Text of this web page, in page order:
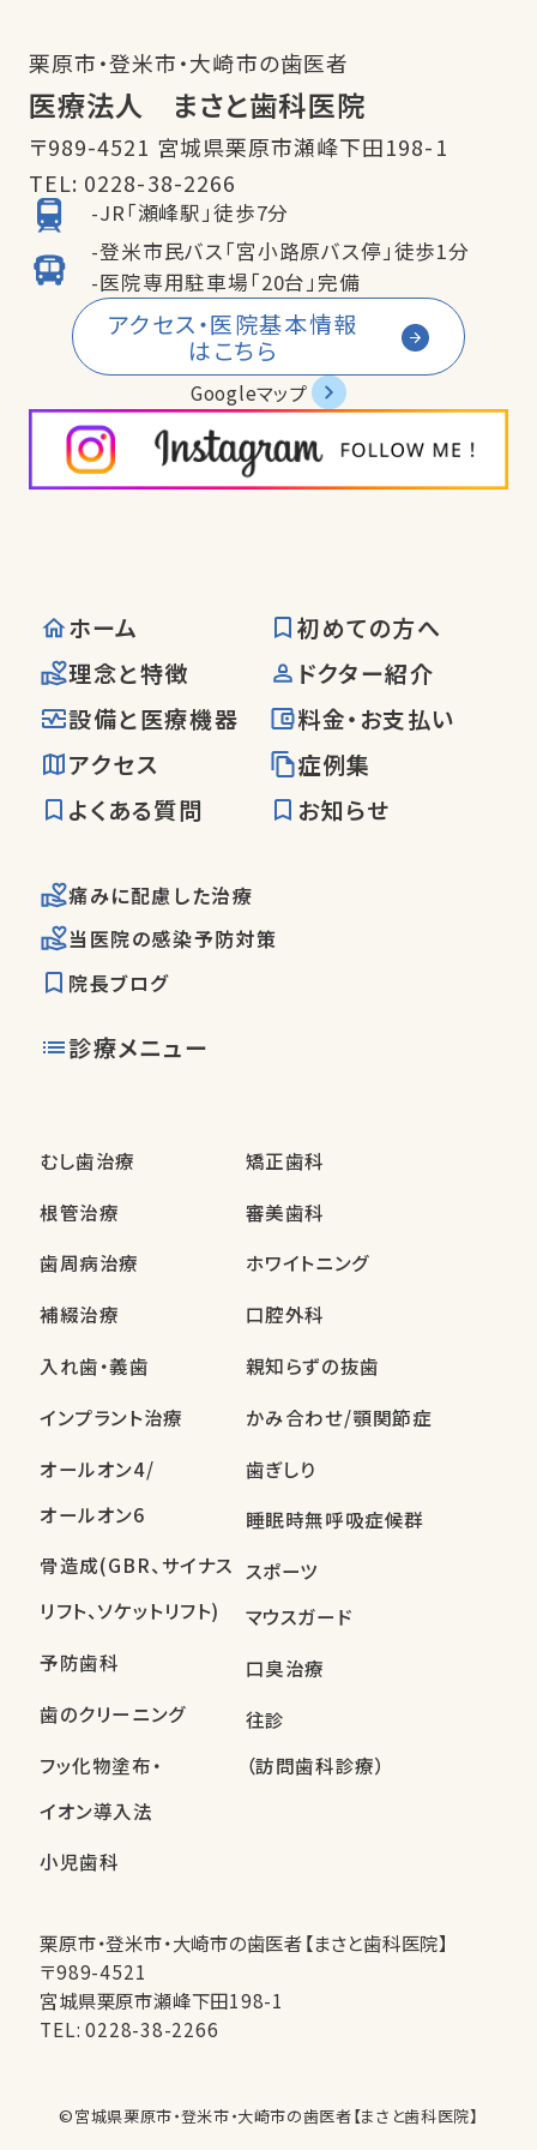
栗原市・登米市・大崎市の歯医者
医療法人 まさと歯科医院
〒989-4521 宮城県栗原市瀬峰下田198-1
TEL: 0228-38-2266
-JR「瀬峰駅」徒歩7分
-登米市民バス「宮小路原バス停」徒歩1分
-医院専用駐車場「20台」完備
アクセス・医院基本情報
はこちら
Googleマップ
ホーム
初めての方へ
理念と特徴
ドクター紹介
設備と医療機器
料金・お支払い
アクセス
症例集
よくある質問
お知らせ
痛みに配慮した治療
当医院の感染予防対策
院長ブログ
診療メニュー
むし歯治療
根管治療
歯周病治療
補綴治療
入れ歯・義歯
インプラント治療
オールオン4/
オールオン6
骨造成(GBR、サイナス
リフト、ソケットリフト)
予防歯科
歯のクリーニング
フッ化物塗布・
イオン導入法
小児歯科
矯正歯科
審美歯科
ホワイトニング
口腔外科
親知らずの抜歯
かみ合わせ/顎関節症
歯ぎしり
睡眠時無呼吸症候群
スポーツ
マウスガード
口臭治療
往診
（訪問歯科診療）
栗原市・登米市・大崎市の歯医者【まさと歯科医院】
〒989-4521
宮城県栗原市瀬峰下田198-1
TEL:0228-38-2266
©︎宮城県栗原市・登米市・大崎市の歯医者【まさと歯科医院】